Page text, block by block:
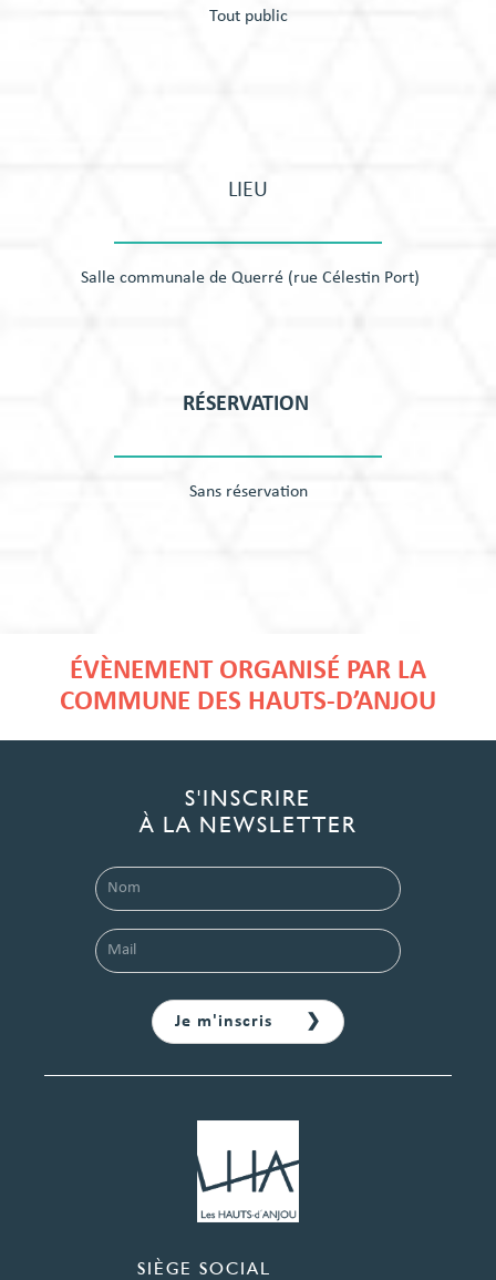
Tout public
LIEU
Salle communale de Querré (rue Célestin Port)
RÉSERVATION
Sans réservation
ÉVÈNEMENT ORGANISÉ PAR LA
COMMUNE DES HAUTS-D’ANJOU
S'INSCRIRE
À LA NEWSLETTER
SIÈGE SOCIAL